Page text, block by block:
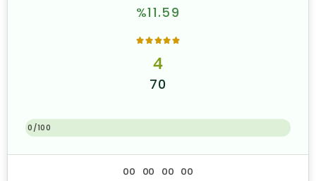
%11.59
4
70
0/100
00 00 00 00